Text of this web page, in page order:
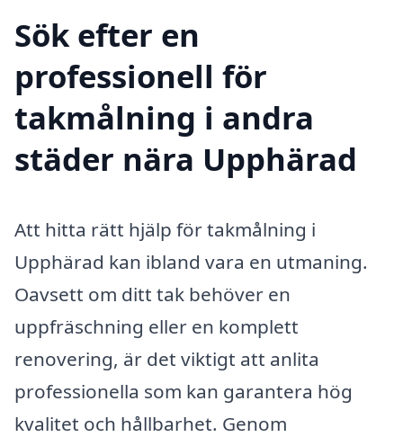
Sök efter en
professionell för
takmålning i andra
städer nära Upphärad
Att hitta rätt hjälp för takmålning i
Upphärad kan ibland vara en utmaning.
Oavsett om ditt tak behöver en
uppfräschning eller en komplett
renovering, är det viktigt att anlita
professionella som kan garantera hög
kvalitet och hållbarhet. Genom